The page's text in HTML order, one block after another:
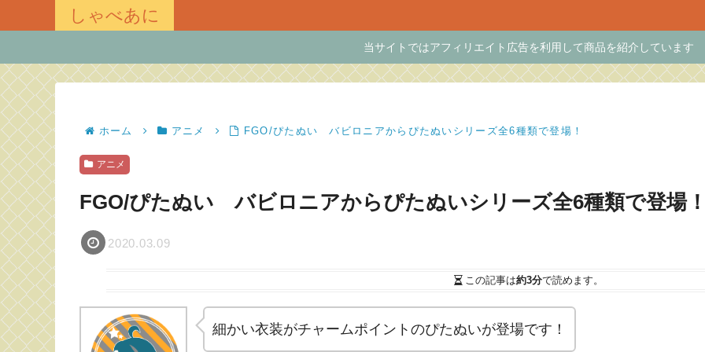
しゃべあに
当サイトではアフィリエイト広告を利用して商品を紹介しています
ホーム アニメ FGO/ぴたぬい バビロニアからぴたぬいシリーズ全6種類で登場！
アニメ
FGO/ぴたぬい バビロニアからぴたぬいシリーズ全6種類で登場
2020.03.09
この記事は約3分で読めます。
細かい衣装がチャームポイントのぴたぬいが登場です！